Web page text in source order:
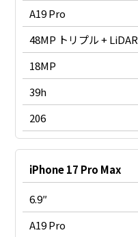
A19 Pro
48MP トリプル + LiDAR
18MP
39h
206
iPhone 17 Pro Max
6.9″
A19 Pro